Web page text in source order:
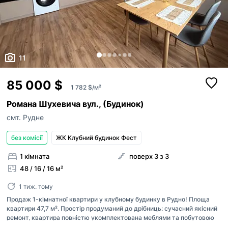
11
85 000 $ 1 782 $/м²
Романа Шухевича вул., (Будинок)
смт. Рудне
без комісії ЖК Клубний будинок Фест
1 кімната
48 / 16 / 16 м²
поверх 3 з 3
1 тиж. тому
Продаж 1-кімнатної квартири у клубному будинку в Рудно! Площа
квартири 47,7 м². Простір продуманий до дрібниць: сучасний якісний
ремонт, квартира повністю укомплектована меблями та побутовою